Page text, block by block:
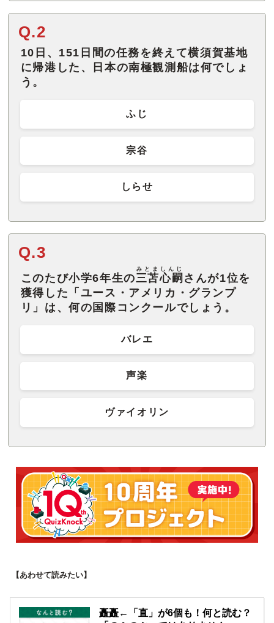
Q.2
10日、151日間の任務を終えて横須賀基地
に帰港した、日本の南極観測船は何でしょ
う。
ふじ
宗谷
しらせ
Q.3
このたび小学6年生の三苫心嗣
みとましんじ
さんが1位を
獲得した「ユース・アメリカ・グランプ
リ」は、何の国際コンクールでしょう。
バレエ
声楽
ヴァイオリン
【あわせて読みたい】
矗矗←「直」が6個も！何と読む？